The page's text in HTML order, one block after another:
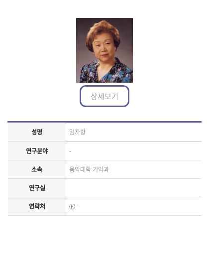
상세보기
성명 임자향
연구분야 -
소속 음악대학 기악과
연구실
연락처 Ⓔ-